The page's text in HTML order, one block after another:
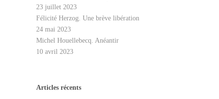
23 juillet 2023
Félicité Herzog. Une brève libération
24 mai 2023
Michel Houellebecq. Anéantir
10 avril 2023
Articles récents